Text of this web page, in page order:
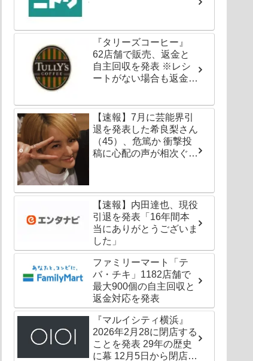
『タリーズコーヒー』
62店舗で販売、返金と
自主回収を発表 ※レシ
ートがない場合も返金対
【速報】7月に芸能界引
退を発表した希良梨さん
（45）、危篤か 衝撃投
稿に心配の声が相次ぐ
【速報】内田達也、現役
引退を発表「16年間本
当にありがとうございま
した」
ファミリーマート「テ
バ・チキ」1182店舗で
最大900個の自主回収と
返金対応を発表
『マルイシティ横浜』
2026年2月28に閉店する
ことを発表 29年の歴史
に幕 12月5日から閉店セ